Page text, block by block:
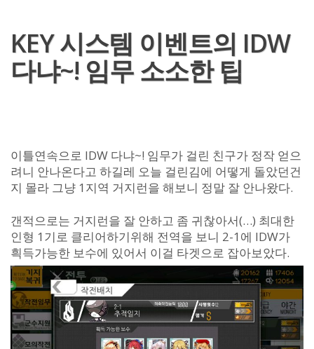
KEY 시스템 이벤트의 IDW
다냐~! 임무 소소한 팁
이틀연속으로 IDW 다냐~! 임무가 걸린 친구가 정작 얻으
려니 안나온다고 하길레 오늘 걸린김에 어떻게 돌았던건
지 몰라 그냥 1지역 거지런을 해보니 정말 잘 안나왔다.
갠적으로는 거지런을 잘 안하고 좀 귀찮아서(…) 최대한
인형 1기로 클리어하기위해 전역을 보니 2-1에 IDW가
흭득가능한 보수에 있어서 이걸 타겟으로 잡아보았다.